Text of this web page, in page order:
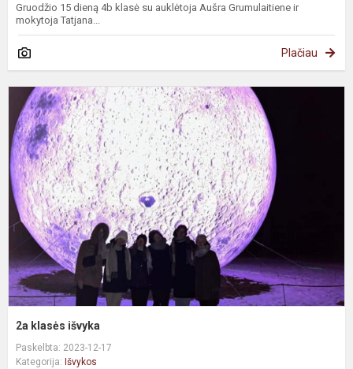
Gruodžio 15 dieną 4b klasė su auklėtoja Aušra Grumulaitiene ir
mokytoja Tatjana...
Plačiau
2a klasės išvyka
Paskelbta: 2023-12-17
Kategorija: Išvykos